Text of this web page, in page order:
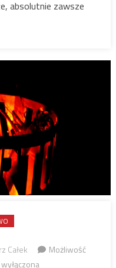
absolutnie zawsze
Całek
Możliwość